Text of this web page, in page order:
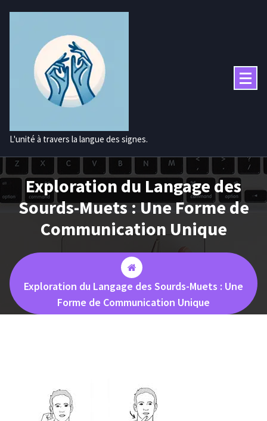
L'unité à travers la langue des signes.
Exploration du Langage des
Sourds-Muets : Une Forme de
Communication Unique
Exploration du Langage des Sourds-Muets : Une
Forme de Communication Unique